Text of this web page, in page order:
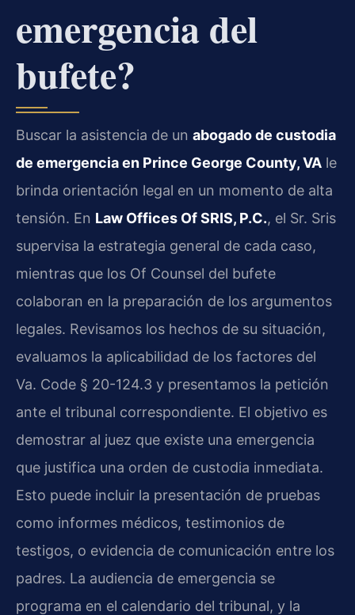
emergencia del
bufete?
Buscar la asistencia de un abogado de custodia
de emergencia en Prince George County, VA le
brinda orientación legal en un momento de alta
tensión. En Law Offices Of SRIS, P.C., el Sr. Sris
supervisa la estrategia general de cada caso,
mientras que los Of Counsel del bufete
colaboran en la preparación de los argumentos
legales. Revisamos los hechos de su situación,
evaluamos la aplicabilidad de los factores del
Va. Code § 20-124.3 y presentamos la petición
ante el tribunal correspondiente. El objetivo es
demostrar al juez que existe una emergencia
que justifica una orden de custodia inmediata.
Esto puede incluir la presentación de pruebas
como informes médicos, testimonios de
testigos, o evidencia de comunicación entre los
padres. La audiencia de emergencia se
programa en el calendario del tribunal, y la